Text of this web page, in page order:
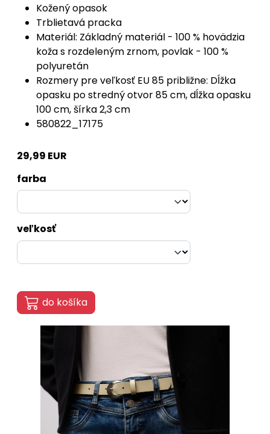
Kožený opasok
Trblietavá pracka
Materiál: Základný materiál - 100 % hovädzia
koža s rozdeleným zrnom, povlak - 100 %
polyuretán
Rozmery pre veľkosť EU 85 približne: Dĺžka
opasku po stredný otvor 85 cm, dĺžka opasku
100 cm, šírka 2,3 cm
580822_17175
29,99 EUR
farba
veľkosť
do košíka